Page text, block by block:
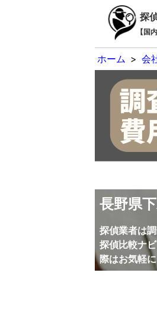
探
【国
ホーム > 会
長野県
探偵業者は
探偵比較ナ
際はお気軽